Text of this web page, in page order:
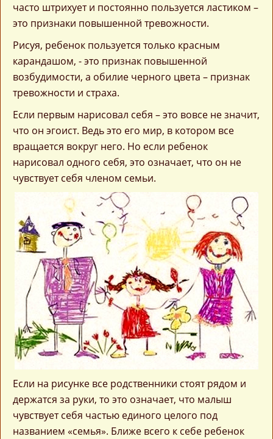
часто штрихует и постоянно пользуется ластиком –
это признаки повышенной тревожности.
Рисуя, ребенок пользуется только красным
карандашом, - это признак повышенной
возбудимости, а обилие черного цвета – признак
тревожности и страха.
Если первым нарисовал себя – это вовсе не значит,
что он эгоист. Ведь это его мир, в котором все
вращается вокруг него. Но если ребенок
нарисовал одного себя, это означает, что он не
чувствует себя членом семьи.
Если на рисунке все родственники стоят рядом и
держатся за руки, то это означает, что малыш
чувствует себя частью единого целого под
названием «семья». Ближе всего к себе ребенок